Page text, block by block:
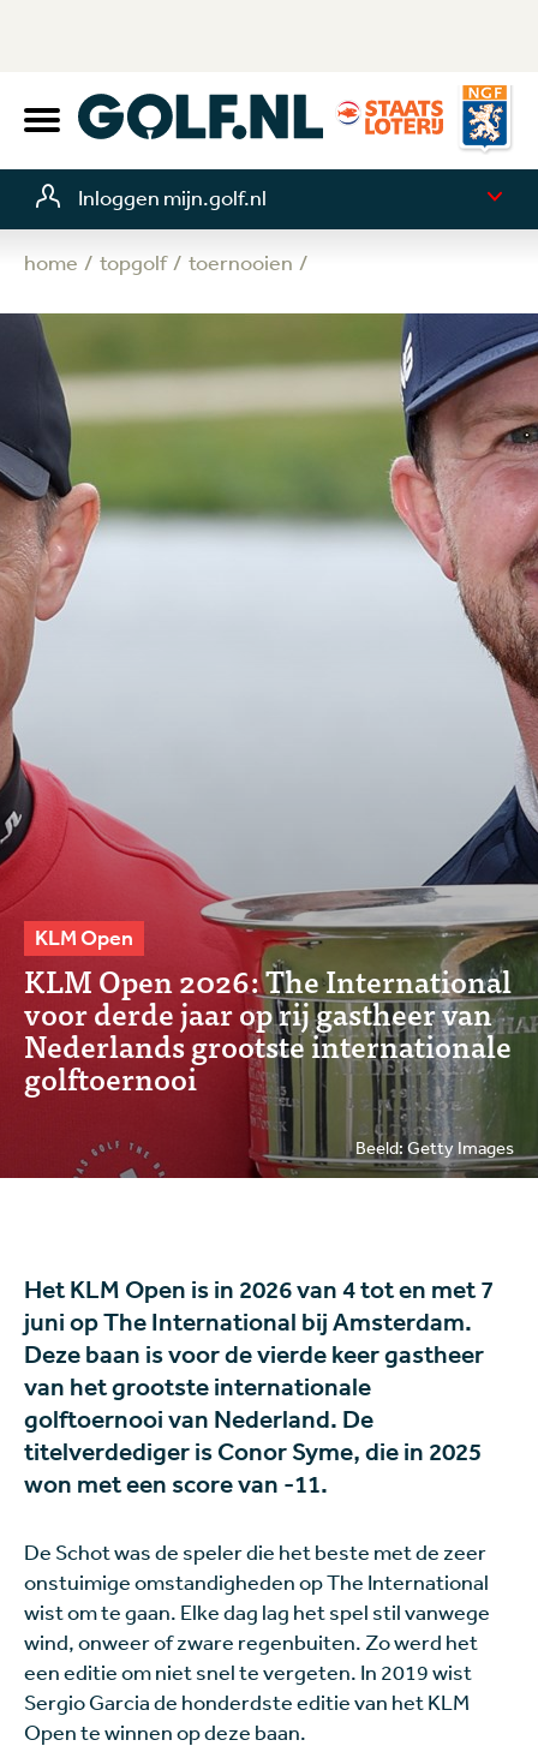
Inloggen mijn.golf.nl
home topgolf toernooien
KLM Open
KLM Open 2026: The International
voor derde jaar op rij gastheer van
Nederlands grootste internationale
golftoernooi
Beeld: Getty Images
Het KLM Open is in 2026 van 4 tot en met 7
juni op The International bij Amsterdam.
Deze baan is voor de vierde keer gastheer
van het grootste internationale
golftoernooi van Nederland. De
titelverdediger is Conor Syme, die in 2025
won met een score van -11.
De Schot was de speler die het beste met de zeer
onstuimige omstandigheden op The International
wist om te gaan. Elke dag lag het spel stil vanwege
wind, onweer of zware regenbuiten. Zo werd het
een editie om niet snel te vergeten. In 2019 wist
Sergio Garcia de honderdste editie van het KLM
Open te winnen op deze baan.